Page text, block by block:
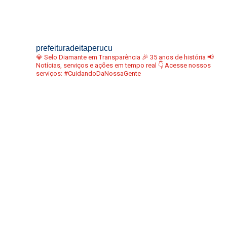
prefeituradeitaperucu
💎 Selo Diamante em Transparência 🎉 35 anos de história 📢
Notícias, serviços e ações em tempo real 👇 Acesse nossos
serviços: #CuidandoDaNossaGente